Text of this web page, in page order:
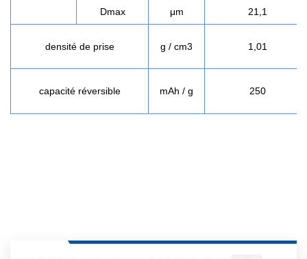
Dmax μm 21,1
densité de prise g / cm3 1,01
capacité réversible mAh / g 250